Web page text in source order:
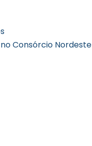
Consórcio Nordeste